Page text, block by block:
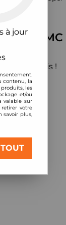
BMC
votre avis !
à jour
contenu, la
les
et/ou
valable sur
retirer votre
savoir plus,